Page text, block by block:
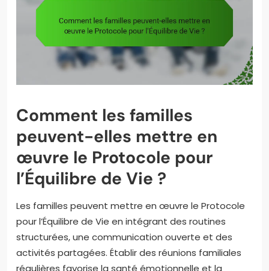
Comment les familles
peuvent-elles mettre en
œuvre le Protocole pour
l’Équilibre de Vie ?
Les familles peuvent mettre en œuvre le Protocole
pour l’Équilibre de Vie en intégrant des routines
structurées, une communication ouverte et des
activités partagées. Établir des réunions familiales